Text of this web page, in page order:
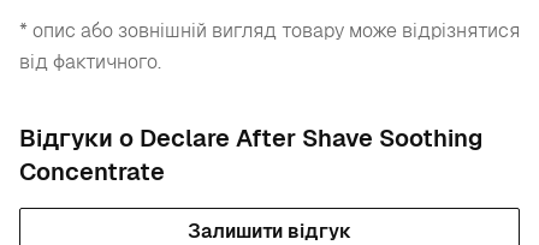
* опис або зовнішній вигляд товару може відрізнятися
від фактичного.
Відгуки о Declare After Shave Soothing
Concentrate
Залишити відгук